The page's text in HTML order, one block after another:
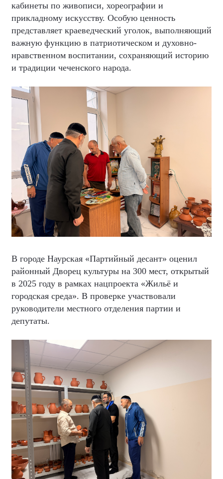
кабинеты по живописи, хореографии и
прикладному искусству. Особую ценность
представляет краеведческий уголок, выполняющий
важную функцию в патриотическом и духовно-
нравственном воспитании, сохраняющий историю
и традиции чеченского народа.
В городе Наурская «Партийный десант» оценил
районный Дворец культуры на 300 мест, открытый
в 2025 году в рамках нацпроекта «Жильё и
городская среда». В проверке участвовали
руководители местного отделения партии и
депутаты.